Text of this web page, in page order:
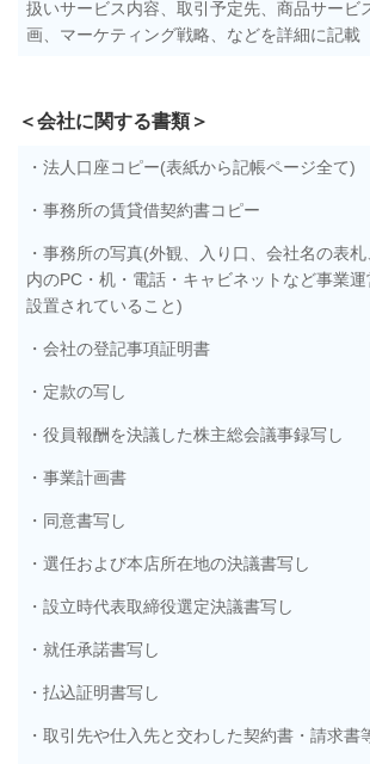
扱いサービス内容、取引予定先、商品サービ
画、マーケティング戦略、などを詳細に記載
＜会社に関する書類＞
・法人口座コピー(表紙から記帳ページ全て)
・事務所の賃貸借契約書コピー
・事務所の写真(外観、入り口、会社名の表
内のPC・机・電話・キャビネットなど事業
設置されていること)
・会社の登記事項証明書
・定款の写し
・役員報酬を決議した株主総会議事録写し
・事業計画書
・同意書写し
・選任および本店所在地の決議書写し
・設立時代表取締役選定決議書写し
・就任承諾書写し
・払込証明書写し
・取引先や仕入先と交わした契約書・請求書